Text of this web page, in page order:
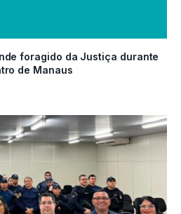
foragido da Justiça durante
de Manaus